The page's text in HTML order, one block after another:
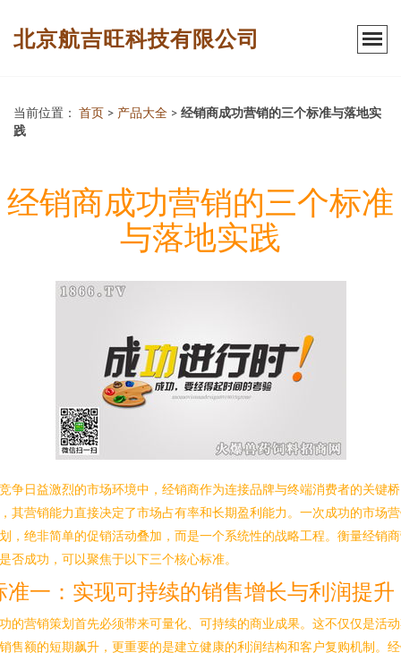
北京航吉旺科技有限公司
当前位置： 首页 > 产品大全 > 经销商成功营销的三个标准与落地实
践
经销商成功营销的三个标准
与落地实践
争日益激烈的市场环境中，经销商作为连接品牌与终端消费者的关键桥
其营销能力直接决定了市场占有率和长期盈利能力。一次成功的市场
，绝非简单的促销活动叠加，而是一个系统性的战略工程。衡量经销
否成功，可以聚焦于以下三个核心标准。
准一：实现可持续的销售增长与利润提升
的营销策划首先必须带来可量化、可持续的商业成果。这不仅仅是活
售额的短期飙升，更重要的是建立健康的利润结构和客户复购机制。